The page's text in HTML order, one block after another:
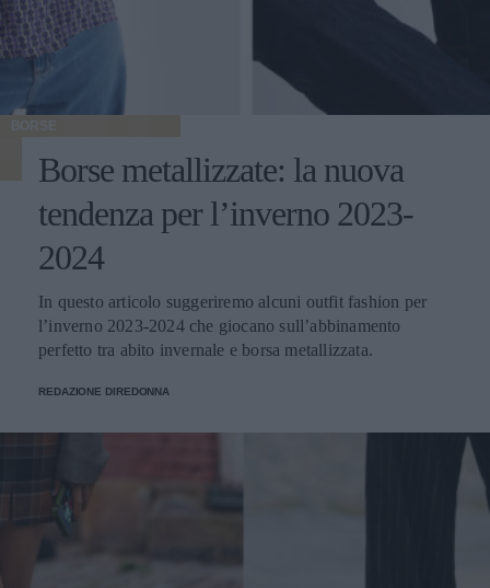
BORSE
Borse metallizzate: la nuova
tendenza per l’inverno 2023-
2024
In questo articolo suggeriremo alcuni outfit fashion per
l’inverno 2023-2024 che giocano sull’abbinamento
perfetto tra abito invernale e borsa metallizzata.
REDAZIONE DIREDONNA